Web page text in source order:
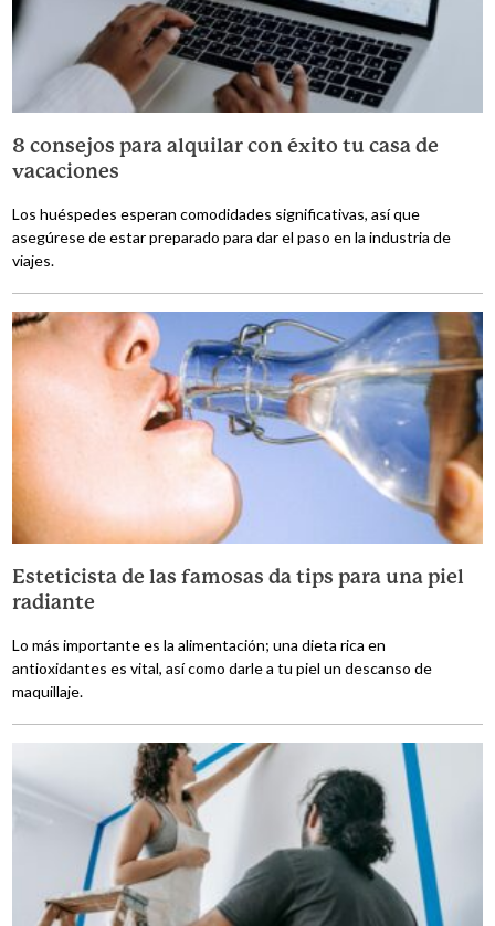
8 consejos para alquilar con éxito tu casa de
vacaciones
Los huéspedes esperan comodidades significativas, así que
asegúrese de estar preparado para dar el paso en la industria de
viajes.
Esteticista de las famosas da tips para una piel
radiante
Lo más importante es la alimentación; una dieta rica en
antioxidantes es vital, así como darle a tu piel un descanso de
maquillaje.